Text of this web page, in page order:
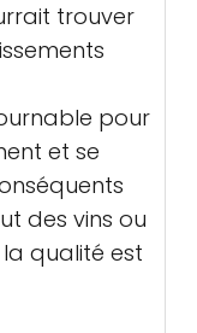
trouver
pour
et se
des vins ou
qualité est